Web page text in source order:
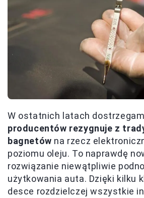
W ostatnich latach
producentów rezygnuje z
bagnetów na rzecz
poziomu oleju. To naprawdę
rozwiązanie niewątpliwie
użytkowania auta. Dzięki kilku
desce rozdzielczej wszystkie